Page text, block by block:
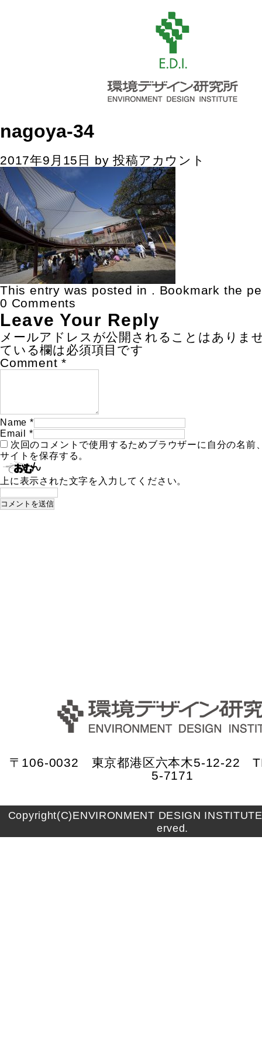
nagoya-34
2017年9月15日 by投稿アカウント
This entry was posted in . Bookmark the
0 Comments
Leave Your Reply
メールアドレスが公開されることはありま
ている欄は必須項目です
Comment *
Name *
Email
*
次回のコメントで使用するためブラウザーに自分の名前
サイトを保存する。
上に表示された文字を入力してください。
〒106-0032 東京都港区六本木5-12-22
5-7171
Copyright(C)ENVIRONMENT DESIGN
erved.